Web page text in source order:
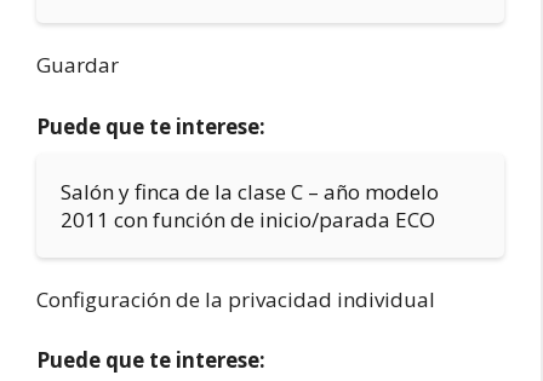
Guardar
Puede que te interese:
Salón y finca de la clase C – año modelo
2011 con función de inicio/parada ECO
Configuración de la privacidad individual
Puede que te interese: